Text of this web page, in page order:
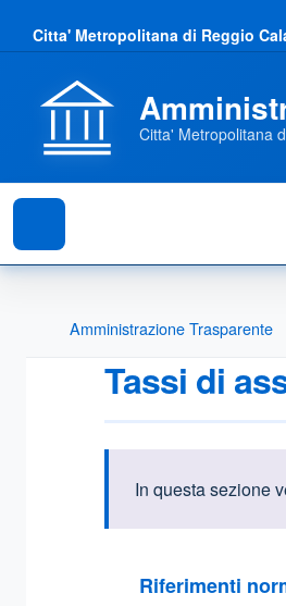
Citta' Metropolitana di Reggio
Citta' Metropolitana
Amministrazione Trasparente
Tassi di
In questa sezione
Riferimenti
Sezione compressa